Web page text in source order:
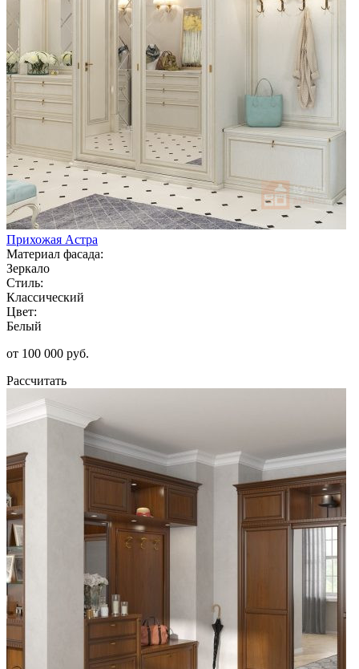
Прихожая Астра
Материал фасада:
Зеркало
Стиль:
Классический
Цвет:
Белый
от 100 000 руб.
Рассчитать